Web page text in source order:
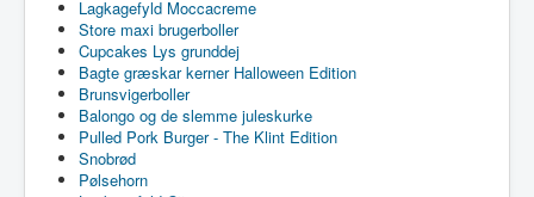
Lagkagefyld Moccacreme
Store maxi brugerboller
Cupcakes Lys grunddej
Bagte græskar kerner Halloween Edition
Brunsvigerboller
Balongo og de slemme juleskurke
Pulled Pork Burger - The Klint Edition
Snobrød
Pølsehorn